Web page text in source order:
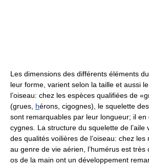
Les dimensions des différents éléments
leur forme, varient selon la taille et aussi
l’oiseau: chez les espèces qualifiées de
(grues, hérons, cigognes), le squelette
sont remarquables par leur longueur; il
cygnes. La structure du squelette de l’aile
des qualités voilières de l’oiseau: chez les
au genre de vie aérien, l’humérus est
os de la main ont un développement